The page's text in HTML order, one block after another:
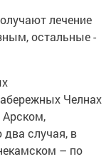
лечение
остальные -
Челнах
Арском,
случая, в
– по